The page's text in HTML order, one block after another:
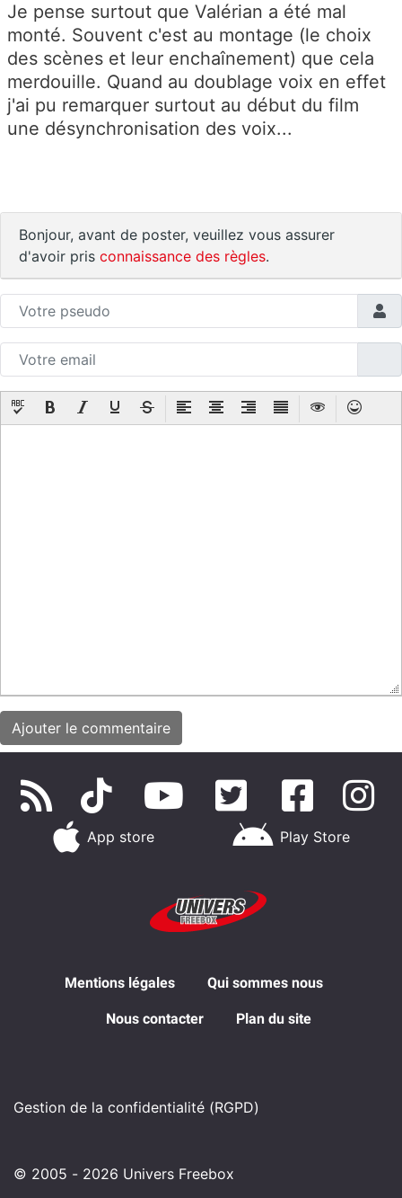
Je pense surtout que Valérian a été mal
monté. Souvent c'est au montage (le choix
des scènes et leur enchaînement) que cela
merdouille. Quand au doublage voix en effet
j'ai pu remarquer surtout au début du film
une désynchronisation des voix...
Bonjour, avant de poster, veuillez vous assurer
d'avoir pris connaissance des règles.
App store Play Store
Mentions légales Qui sommes nous
Nous contacter Plan du site
Gestion de la confidentialité (RGPD)
© 2005 - 2026 Univers Freebox